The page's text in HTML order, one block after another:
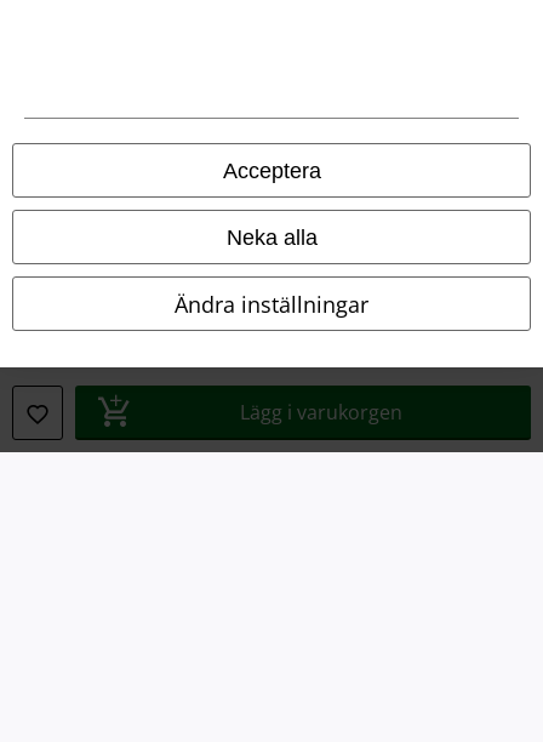
Acceptera
Neka alla
Ändra inställningar
Lägg i varukorgen
Villkor
Om oss
Ladda ner villkoren
Avfallshantering och miljöskydd
Försäkran om överensstämmelse
Information om tillgänglighet